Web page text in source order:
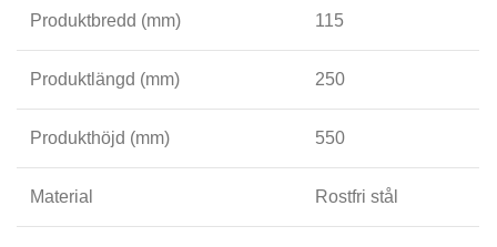
Produktbredd (mm) 115
Produktlängd (mm) 250
Produkthöjd (mm) 550
Material Rostfri stål